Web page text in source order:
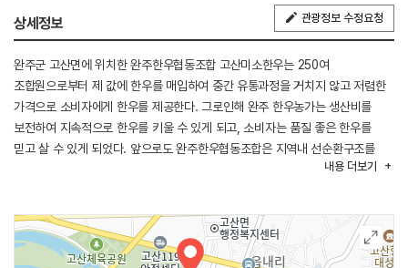
상세정보 관광정보 수정요청
완주군 고산면에 위치한 완주한우협동조합 고산미소한우는 250여
조합원으로부터 제 값에 한우를 매입하여 중간 유통과정을 거치지 않고 저렴한
가격으로 소비자에게 한우를 제공한다. 그로인해 완주 한우농가는 생산비를
보전하여 지속적으로 한우를 키울 수 있게 되고, 소비자는 품질 좋은 한우를
믿고 살 수 있게 되었다. 앞으로도 완주한우협동조합은 지역내 선순환구조를
만들어 가며 소비자들에겐 질 좋은 한우를 저렴한 가격으로 제공하는데 앞장설
내용 더보기